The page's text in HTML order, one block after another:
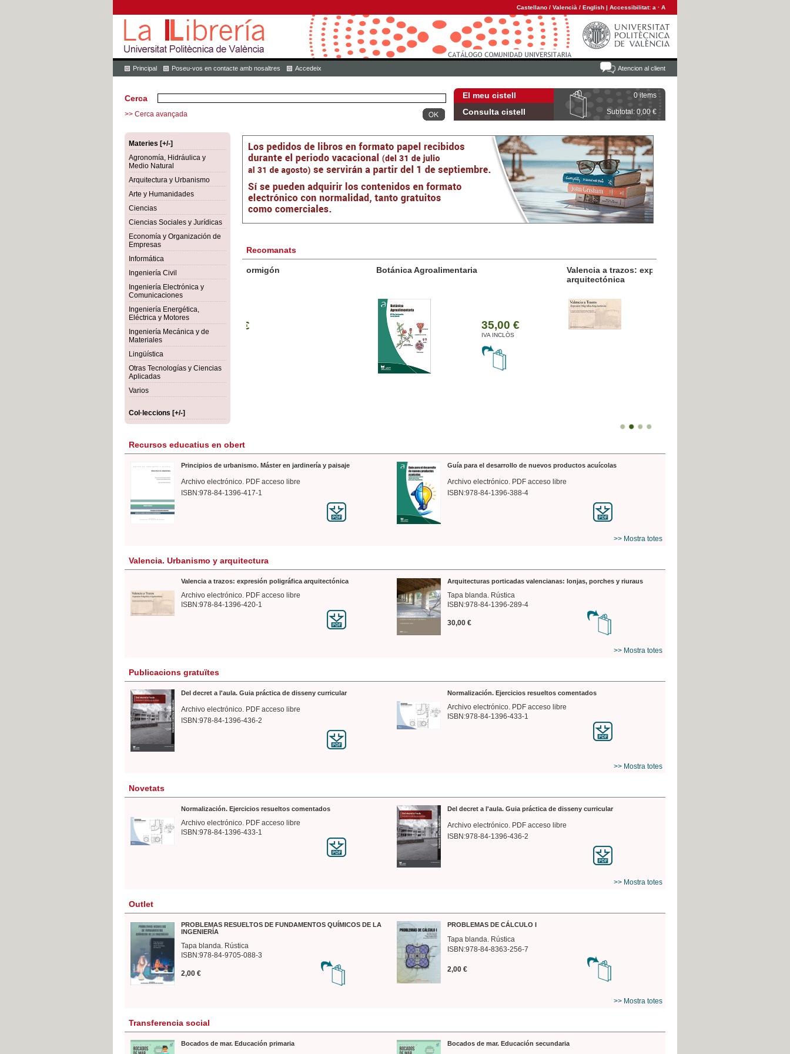
Castellano / Valencià / English | Accessibilitat: a · A
Atencion al client
Principal Poseu-vos en contacte amb nosaltres Accedeix
El meu cistell 0 items
Consulta cistell Subtotal: 0,00 €
Cerca
>> Cerca avançada
Materies [+/-]
Agronomía, Hidráulica y
Medio Natural
Arquitectura y Urbanismo
Arte y Humanidades
Ciencias
Ciencias Sociales y Jurídicas
Economía y Organización de
Empresas
Informática
Ingeniería Civil
Ingeniería Electrónica y
Comunicaciones
Ingeniería Energética,
Eléctrica y Motores
Ingeniería Mecánica y de
Materiales
Lingüística
Otras Tecnologías y Ciencias
Aplicadas
Varios
Col·leccions [+/-]
Recomanats
Botánica Agroalimentaria
35,00 €
Valencia a trazos: expresión poligráfica
Recursos educatius en obert
Principios de urbanismo. Máster en jardinería y paisaje
Archivo electrónico. PDF acceso libre
ISBN:978-84-1396-417-1
Guía para el desarrollo de nuevos productos acuícolas
Archivo electrónico. PDF acceso libre
ISBN:978-84-1396-388-4
>> Mostra totes
Valencia. Urbanismo y arquitectura
Valencia a trazos: expresión poligráfica arquitectónica
Archivo electrónico. PDF acceso libre
ISBN:978-84-1396-420-1
Arquitecturas porticadas valencianas: lonjas, porches y riuraus
Tapa blanda. Rústica
ISBN:978-84-1396-289-4
30,00 €
>> Mostra totes
Publicacions gratuïtes
Del decret a l'aula. Guia práctica de disseny curricular
Archivo electrónico. PDF acceso libre
ISBN:978-84-1396-436-2
Normalización. Ejercicios resueltos comentados
Archivo electrónico. PDF acceso libre
ISBN:978-84-1396-433-1
>> Mostra totes
Novetats
Normalización. Ejercicios resueltos comentados
Archivo electrónico. PDF acceso libre
ISBN:978-84-1396-433-1
Del decret a l'aula. Guia práctica de disseny curricular
Archivo electrónico. PDF acceso libre
ISBN:978-84-1396-436-2
>> Mostra totes
Outlet
PROBLEMAS RESUELTOS DE FUNDAMENTOS QUÍMICOS DE LA
INGENIERÍA
Tapa blanda. Rústica
ISBN:978-84-9705-088-3
2,00 €
PROBLEMAS DE CÁLCULO I
Tapa blanda. Rústica
ISBN:978-84-8363-256-7
2,00 €
>> Mostra totes
Transferencia social
Bocados de mar. Educación primaria Bocados de mar. Educación secundaria